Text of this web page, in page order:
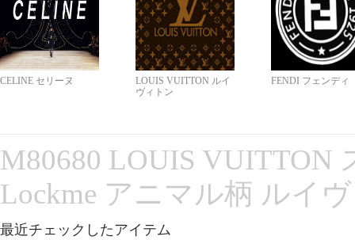
CELINE セリーヌ
LOUIS VUITTON ルイ
ヴィトン
FENDI フェンディ
M80680 LOUIS VUITTON
Lockme アニマル柄 ルイ
最近チェックしたアイテム